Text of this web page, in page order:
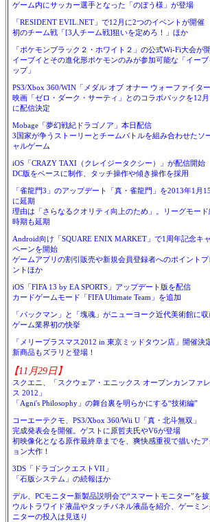
ゲーム内にサッカー選手となった「のぼう様」が登場
「RESIDENT EVIL.NET」で12月に2つのイベントが開催
初のチーム戦「[3人チーム戦]狙いを定めろ！」ほか
「ポケモンブラック２・ホワイト２」の公式Wi-Fi大会が
イーブイとその進化形ポケモンのみが参加可能な「イーブ
ップ」
PS3/Xbox 360/WIN「メダル オブ オナー ウォーファイター
映画「ゼロ・ダーク・サーティ」とのコラボパックを12月
に配信決定
Mobage「夢幻戦紀ドラゴノア」本日配信
3国家が争うストーリーとチームバトルを組み合わせたソ
ャルゲーム
iOS「CRAZY TAXI（クレイジータクシー）」が配信開始
DC版をベースに制作、タッチ操作や傾き操作を採用
「雀龍門3」のアップデート「真・雀龍門」を2013年1月
に延期
理由は「さらなるクオリティ向上のため」。リーグモード
時期も延期
Android向け「SQUARE ENIX MARKET」で1周年記念キ
ペーンを開始
ゲームアプリの割引販売や新規会員登録者へのポイントプ
ントほか
iOS「FIFA 13 by EA SPORTS」アップデート版を配信
カードゲームモード「FIFA Ultimate Team」を追加
「パックマン」と「塊魂」がニューヨーク近代美術館に収
ゲーム業界初の快挙
「メリープラスマス2012 in 東京ミッドタウン店」開催決
新商品もズラリと登場！
【11月29日】
スクエニ、「スクウェア・エニックス オープンカンファ
ス 2012」
「Agni's Philosophy」の舞台裏を明らかにする“技術編”
コーエーテクモ、PS3/Xbox 360/Wii U「真・北斗無双」
完成発表会を開催。ゲストに原哲夫氏やV6が登場
初映像化となる原作最終章までを、爽快感重視で描いたア
ョン大作！
3DS「ドラゴンクエストVII」
「石版システム」の続報ほか
デル、PCモニター新製品説明会で“スマートモニター”を
ウルトラワイド液晶やタッチパネル液晶を紹介、ゲーミ
ニターの投入は見送り